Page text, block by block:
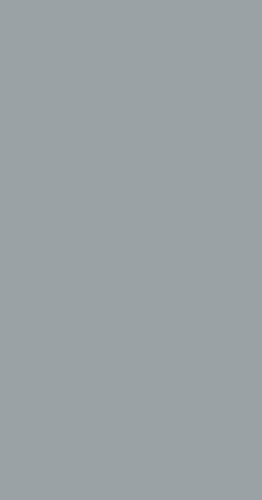
für die Verarbeitung
der Datenschutz-
in den Mitgliedstaaten
Union geltenden
anderer Bestimmungen
Charakter ist die:
Woiga.de